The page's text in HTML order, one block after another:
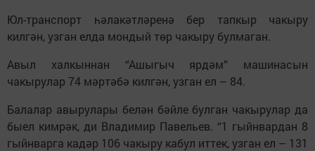
Юл-транспорт һәлакәтләренә бер тапкыр чакыру
килгән, узган елда мондый төр чакыру булмаган.
Авыл халкыннан “Ашыгыч ярдәм” машинасын
чакырулар 74 мәртәбә килгән, узган ел – 84.
Балалар авырулары белән бәйле булган чакырулар да
быел кимрәк, ди Владимир Павельев. “1 гыйнвардан 8
гыйнварга кадәр 106 чакыру кабул иттек, узган ел – 131